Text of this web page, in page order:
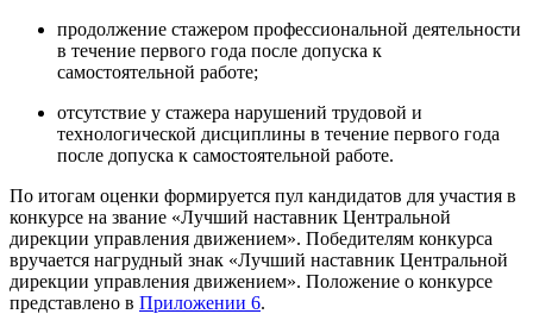
продолжение стажером профессиональной деятельности
в течение первого года после допуска к
самостоятельной работе;
отсутствие у стажера нарушений трудовой и
технологической дисциплины в течение первого года
после допуска к самостоятельной работе.
По итогам оценки формируется пул кандидатов для участия в
конкурсе на звание «Лучший наставник Центральной
дирекции управления движением». Победителям конкурса
вручается нагрудный знак «Лучший наставник Центральной
дирекции управления движением». Положение о конкурсе
представлено в Приложении 6.